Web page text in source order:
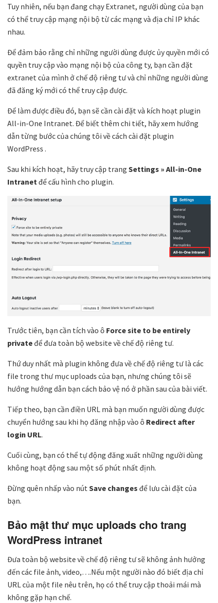
Tuy nhiên, nếu bạn đang chạy Extranet, người dùng của bạn
có thể truy cập mạng nội bộ từ các mạng và địa chỉ IP khác
nhau.
Để đảm bảo rằng chỉ những người dùng được ủy quyền mới có
quyền truy cập vào mạng nội bộ của công ty, bạn cần đặt
extranet của mình ở chế độ riêng tư và chỉ những người dùng
đã đăng ký mới có thể truy cập được.
Để làm được điều đó, bạn sẽ cần cài đặt và kích hoạt plugin
All-in-One Intranet. Để biết thêm chi tiết, hãy xem hướng
dẫn từng bước của chúng tôi về cách cài đặt plugin
WordPress .
Sau khi kích hoạt, hãy truy cập trang Settings » All-in-One
Intranet để cấu hình cho plugin.
Trước tiên, bạn cần tích vào ô Force site to be entirely
privateđể đưa toàn bộ website về chế độ riêng tư.
Thứ duy nhất mà plugin không đưa về chế độ riêng tư là các
file trong thư mục uploads của bạn, nhưng chúng tôi sẽ
hướng hướng dẫn bạn cách bảo vệ nó ở phần sau của bài viết.
Tiếp theo, bạn cần điền URL mà bạn muốn người dùng được
chuyển hướng sau khi họ đăng nhập vào ô Redirect after
login URL.
Cuối cùng, bạn có thể tự động đăng xuất những người dùng
không hoạt động sau một số phút nhất định.
Đừng quên nhấp vào nút Save changes để lưu cài đặt của
bạn.
Bảo mật thư mục uploads cho trang
WordPress intranet
Đưa toàn bộ website về chế độ riêng tư sẽ không ảnh hưởng
đến các file ảnh, video,….Nếu một người nào đó biết địa chỉ
URL của một file nêu trên, họ có thể truy cập thoải mái mà
không gặp hạn chế.